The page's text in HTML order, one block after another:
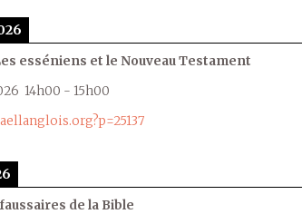
esséniens et le Nouveau Testament
14h00 - 15h00
de la Bible